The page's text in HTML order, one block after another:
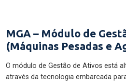
MGA – Módulo de
(Máquinas Pesadas e
O módulo de Gestão de Ativos está
através da tecnologia embarcada